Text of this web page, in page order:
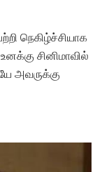
நெகிழ்ச்சியாக
சினிமாவில்
அவருக்கு